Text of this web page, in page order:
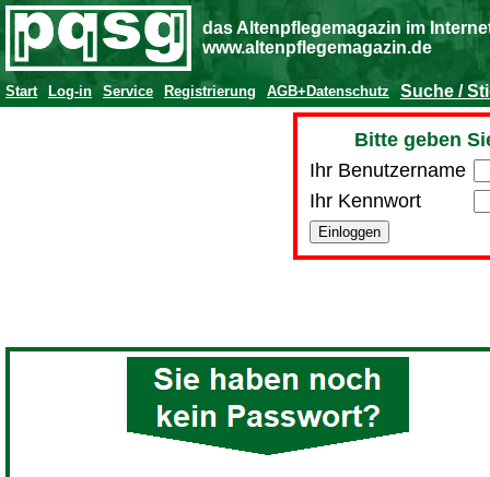
das Altenpflegemagazin im
www.altenpflegemagazin.de
Start Log-in Service Registrierung AGB+Datenschutz Suche /
Bitte geben
Ihr Benutzername
Ihr Kennwort